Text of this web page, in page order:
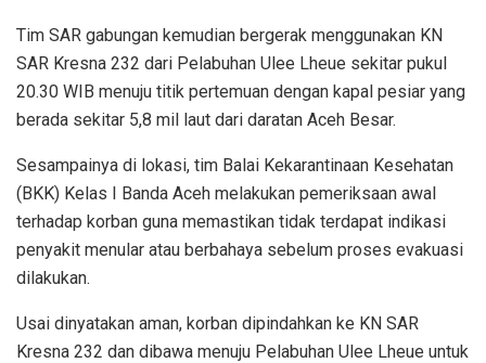
Tim SAR gabungan kemudian bergerak menggunakan KN
SAR Kresna 232 dari Pelabuhan Ulee Lheue sekitar pukul
20.30 WIB menuju titik pertemuan dengan kapal pesiar yang
berada sekitar 5,8 mil laut dari daratan Aceh Besar.
Sesampainya di lokasi, tim Balai Kekarantinaan Kesehatan
(BKK) Kelas I Banda Aceh melakukan pemeriksaan awal
terhadap korban guna memastikan tidak terdapat indikasi
penyakit menular atau berbahaya sebelum proses evakuasi
dilakukan.
Usai dinyatakan aman, korban dipindahkan ke KN SAR
Kresna 232 dan dibawa menuju Pelabuhan Ulee Lheue untuk